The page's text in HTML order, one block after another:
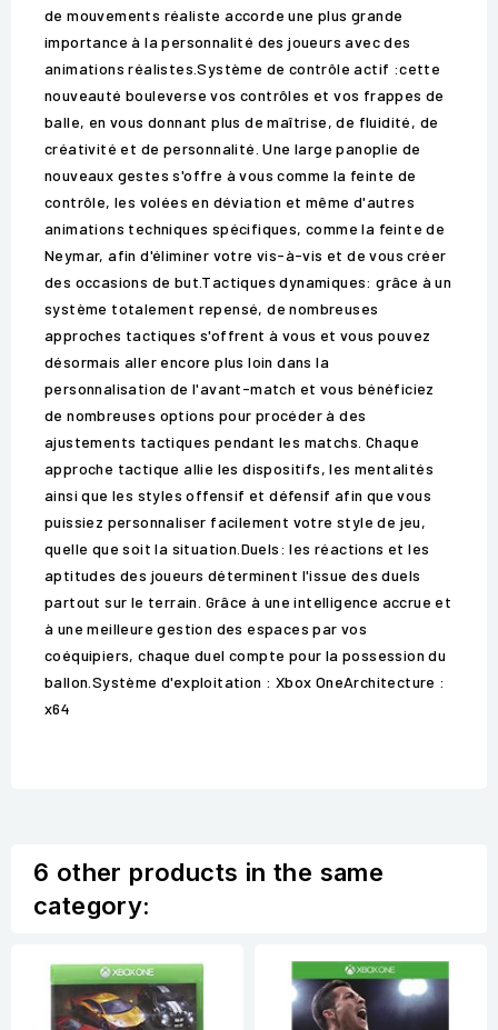
de mouvements réaliste accorde une plus grande
importance à la personnalité des joueurs avec des
animations réalistes.Système de contrôle actif :cette
nouveauté bouleverse vos contrôles et vos frappes de
balle, en vous donnant plus de maîtrise, de fluidité, de
créativité et de personnalité. Une large panoplie de
nouveaux gestes s'offre à vous comme la feinte de
contrôle, les volées en déviation et même d'autres
animations techniques spécifiques, comme la feinte de
Neymar, afin d'éliminer votre vis-à-vis et de vous créer
des occasions de but.Tactiques dynamiques: grâce à un
système totalement repensé, de nombreuses
approches tactiques s'offrent à vous et vous pouvez
désormais aller encore plus loin dans la
personnalisation de l'avant-match et vous bénéficiez
de nombreuses options pour procéder à des
ajustements tactiques pendant les matchs. Chaque
approche tactique allie les dispositifs, les mentalités
ainsi que les styles offensif et défensif afin que vous
puissiez personnaliser facilement votre style de jeu,
quelle que soit la situation.Duels: les réactions et les
aptitudes des joueurs déterminent l'issue des duels
partout sur le terrain. Grâce à une intelligence accrue et
à une meilleure gestion des espaces par vos
coéquipiers, chaque duel compte pour la possession du
ballon.Système d'exploitation : Xbox OneArchitecture :
x64
6 other products in the same
category: